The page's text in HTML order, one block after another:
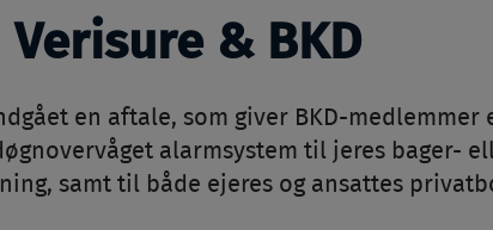
Verisure & BKD
en aftale, som giver BKD-medlemmer
alarmsystem til jeres bager-
samt til både ejeres og ansattes